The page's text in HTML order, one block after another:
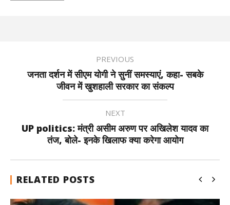
PREVIOUS
जनता दर्शन में सीएम योगी ने सुनीं समस्याएं, कहा- सबके
जीवन में खुशहाली सरकार का संकल्प
NEXT
UP politics: मंत्री असीम अरुण पर अखिलेश यादव का
तंज, बोले- इनके खिलाफ क्या करेगा आयोग
RELATED POSTS